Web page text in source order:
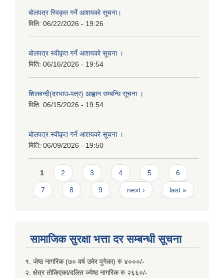
बाेलपत्र स्विकृत गर्ने आशयकाे सूचना।
मिति: 06/22/2026 - 19:26
बोलपत्र स्वीकृत गर्ने आशयको सूचना ।
मिति: 06/16/2026 - 19:54
शिलबन्दी(दरभाउ-पत्र) आह्वान सम्बन्धि सूचना ।
मिति: 06/15/2026 - 19:54
बोलपत्र स्वीकृत गर्ने आशयको सूचना ।
मिति: 06/09/2026 - 19:50
Pages
1 2 3 4 5 6
7 8 9 next › last »
सामाजिक सुरक्षा भत्ता दर सम्बन्धी सूचना
१. जेष्ठ नागरिक (७० वर्ष उमेर पुगेका) रु ४०००/-
२. क्षेत्र तोकिएका/दलित ज्येष्ठ नागरिक रु २६६०/-